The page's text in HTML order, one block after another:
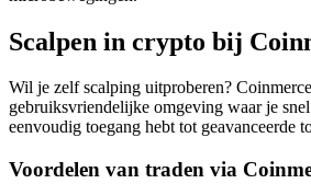
Scalpen in crypto bij
Wil je zelf scalping uitproberen?
gebruiksvriendelijke omgeving waar je
eenvoudig toegang hebt tot geavanceerde
Voordelen van traden via